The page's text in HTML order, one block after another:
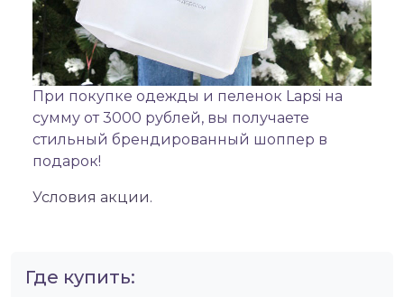
При покупке одежды и пеленок Lapsi на
сумму от 3000 рублей, вы получаете
стильный брендированный шоппер в
подарок!
Условия акции.
Где купить: